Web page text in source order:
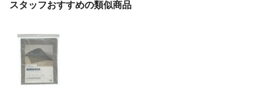
スタッフおすすめの類似商品